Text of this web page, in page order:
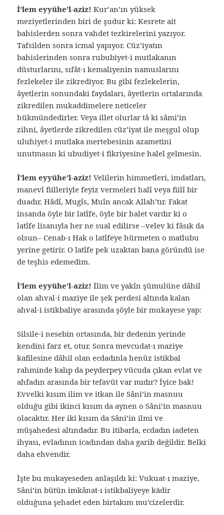
İ’lem eyyühe’l-aziz! Kur’an’ın yüksek
meziyetlerinden biri de şudur ki: Kesrete ait
bahislerden sonra vahdet tezkirelerini yazıyor.
Tafsilden sonra icmal yapıyor. Cüz’iyatın
bahislerinden sonra rububiyet-i mutlakanın
düsturlarını, sıfât-ı kemaliyenin namuslarını
fezlekeler ile zikrediyor. Bu gibi fezlekelerin,
âyetlerin sonundaki faydaları, âyetlerin ortalarında
zikredilen mukaddimelere neticeler
hükmündedirler. Veya illet olurlar tâ ki sâmi’in
zihni, âyetlerde zikredilen cüz’iyat ile meşgul olup
uluhiyet-i mutlaka mertebesinin azametini
unutmasın ki ubudiyet-i fikriyesine halel gelmesin.
İ’lem eyyühe’l-aziz! Velilerin himmetleri, imdatları,
manevî fiilleriyle feyiz vermeleri halî veya fiilî bir
duadır. Hâdî, Mugîs, Muîn ancak Allah’tır. Fakat
insanda öyle bir latîfe, öyle bir halet vardır ki o
latîfe lisanıyla her ne sual edilirse –velev ki fâsık da
olsun– Cenab-ı Hak o latîfeye hürmeten o matlubu
yerine getirir. O latîfe pek uzaktan bana göründü ise
de teşhis edemedim.
İ’lem eyyühe’l-aziz! İlim ve yakîn şümulüne dâhil
olan ahval-i maziye ile şek perdesi altında kalan
ahval-i istikbaliye arasında şöyle bir mukayese yap:
Silsile-i nesebin ortasında, bir dedenin yerinde
kendini farz et, otur. Sonra mevcudat-ı maziye
kafilesine dâhil olan ecdadınla henüz istikbal
rahminde kalıp da peyderpey vücuda çıkan evlat ve
ahfadın arasında bir tefavüt var mıdır? İyice bak!
Evvelki kısım ilim ve itkan ile Sâni’in masnuu
olduğu gibi ikinci kısım da aynen o Sâni’in masnuu
olacaktır. Her iki kısım da Sâni’in ilmi ve
müşahedesi altındadır. Bu itibarla, ecdadın iadeten
ihyası, evladının icadından daha garib değildir. Belki
daha ehvendir.
İşte bu mukayeseden anlaşıldı ki: Vukuat-ı maziye,
Sâni’in bütün imkânat-ı istikbaliyeye kādir
olduğuna şehadet eden birtakım mu’cizelerdir.